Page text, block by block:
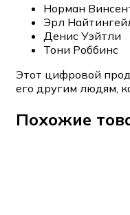
Норман
Эрл
Денис Уэйтли
Тони Роббинс
Этот цифровой
его другим людям,
Похожие